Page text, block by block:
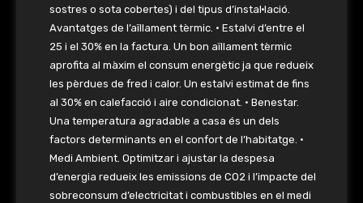
sostres o sota cobertes) i del tipus d’instal·lació.
Avantatges de l’aïllament tèrmic. • Estalvi d’entre el
25 i el 30% en la factura. Un bon aïllament tèrmic
aprofita al màxim el consum energètic ja que redueix
les pèrdues de fred i calor. Un estalvi estimat de fins
al 30% en calefacció i aire condicionat. • Benestar.
Una temperatura agradable a casa és un dels
factors determinants en el confort de l’habitatge. •
Medi Ambient. Optimitzar i ajustar la despesa
d’energia redueix les emissions de CO2 i l’impacte del
sobreconsum d’electricitat i combustibles en el medi